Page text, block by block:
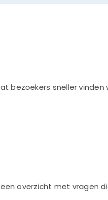
bezoekers sneller vinden
overzicht met vragen